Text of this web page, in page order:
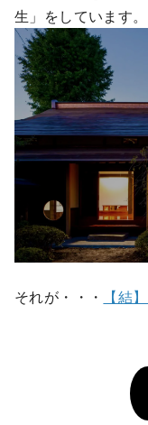
生」をしています。
それが・・・ 【結